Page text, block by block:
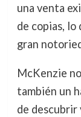
una venta
de copias, lo
gran
McKenzie
también un
de descubrir